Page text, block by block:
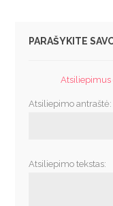
PARAŠYKITE
Atsiliepimus
Atsiliepimo antraštė:
Atsiliepimo tekstas: